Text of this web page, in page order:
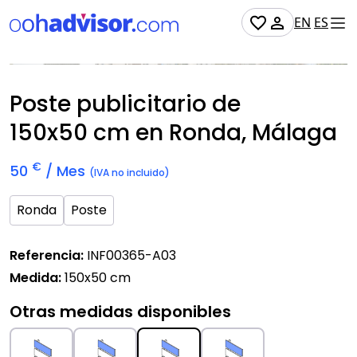
EN ES
Poste publicitario de
150x50 cm en Ronda, Málaga
50 € / Mes (IVA no incluido)
Ronda Poste
Referencia: INF00365-A03
Medida:150x50 cm
Otras medidas disponibles